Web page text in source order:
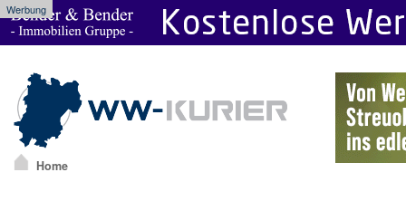
Werbung
Home